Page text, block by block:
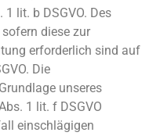
lit. b DSGVO. Des
diese zur
erforderlich sind auf
Die
unseres
1 lit. f DSGVO
einschlägigen